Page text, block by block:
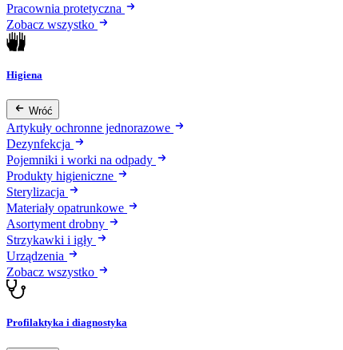
Pracownia protetyczna
Zobacz wszystko
Higiena
Wróć
Artykuły ochronne jednorazowe
Dezynfekcja
Pojemniki i worki na odpady
Produkty higieniczne
Sterylizacja
Materiały opatrunkowe
Asortyment drobny
Strzykawki i igły
Urządzenia
Zobacz wszystko
Profilaktyka i diagnostyka